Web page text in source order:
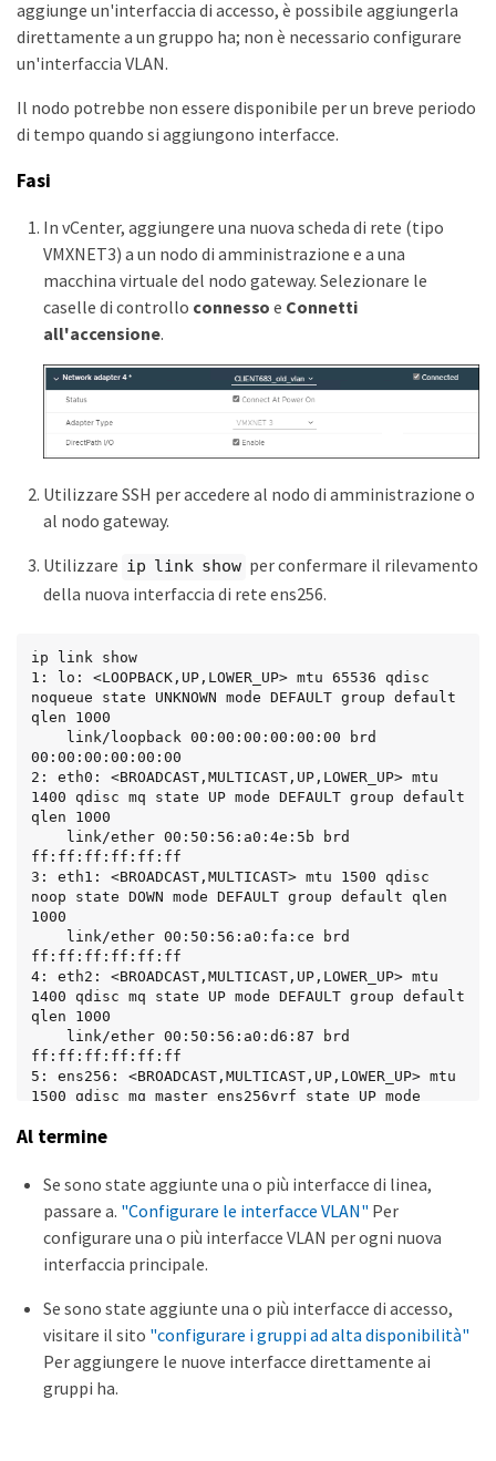
aggiunge un'interfaccia di accesso, è possibile aggiungerla
direttamente a un gruppo ha; non è necessario configurare
un'interfaccia VLAN.
Il nodo potrebbe non essere disponibile per un breve periodo
di tempo quando si aggiungono interfacce.
Fasi
In vCenter, aggiungere una nuova scheda di rete (tipo
VMXNET3) a un nodo di amministrazione e a una
macchina virtuale del nodo gateway. Selezionare le
caselle di controllo connesso e Connetti
all'accensione.
Utilizzare SSH per accedere al nodo di amministrazione o
al nodo gateway.
Utilizzare ip link show per confermare il rilevamento
della nuova interfaccia di rete ens256.
ip link show
1: lo: <LOOPBACK,UP,LOWER_UP> mtu 65536 qdisc
noqueue state UNKNOWN mode DEFAULT group default
qlen 1000
00:00:00:00:00:00
2: eth0: <BROADCAST,MULTICAST,UP,LOWER_UP> mtu
1400 qdisc mq state UP mode DEFAULT group default
qlen 1000
ff:ff:ff:ff:ff:ff
3: eth1: <BROADCAST,MULTICAST> mtu 1500 qdisc
noop state DOWN mode DEFAULT group default qlen
1000
ff:ff:ff:ff:ff:ff
4: eth2: <BROADCAST,MULTICAST,UP,LOWER_UP> mtu
1400 qdisc mq state UP mode DEFAULT group default
qlen 1000
ff:ff:ff:ff:ff:ff
5: ens256: <BROADCAST,MULTICAST,UP,LOWER_UP> mtu
1500 qdisc mq master ens256vrf state UP mode
    link/ether 00:50:56:a0:ea:88 brd
Al termine
Se sono state aggiunte una o più interfacce di linea,
passare a. "Configurare le interfacce VLAN" Per
configurare una o più interfacce VLAN per ogni nuova
interfaccia principale.
Se sono state aggiunte una o più interfacce di accesso,
visitare il sito "configurare i gruppi ad alta disponibilità"
Per aggiungere le nuove interfacce direttamente ai
gruppi ha.